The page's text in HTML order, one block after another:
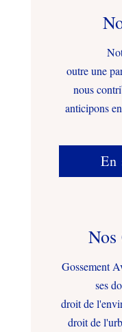
outre une
nous
anticipons
En
Nos
Gossement
ses
droit de
droit de